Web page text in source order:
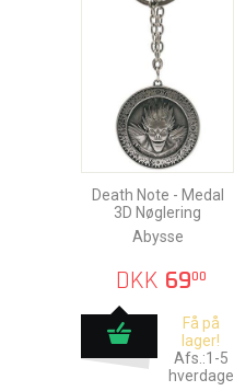
Death Note - Medal
3D Nøglering
Abysse
DKK 6900
Få på
lager!
Afs.:1-5
hverdage